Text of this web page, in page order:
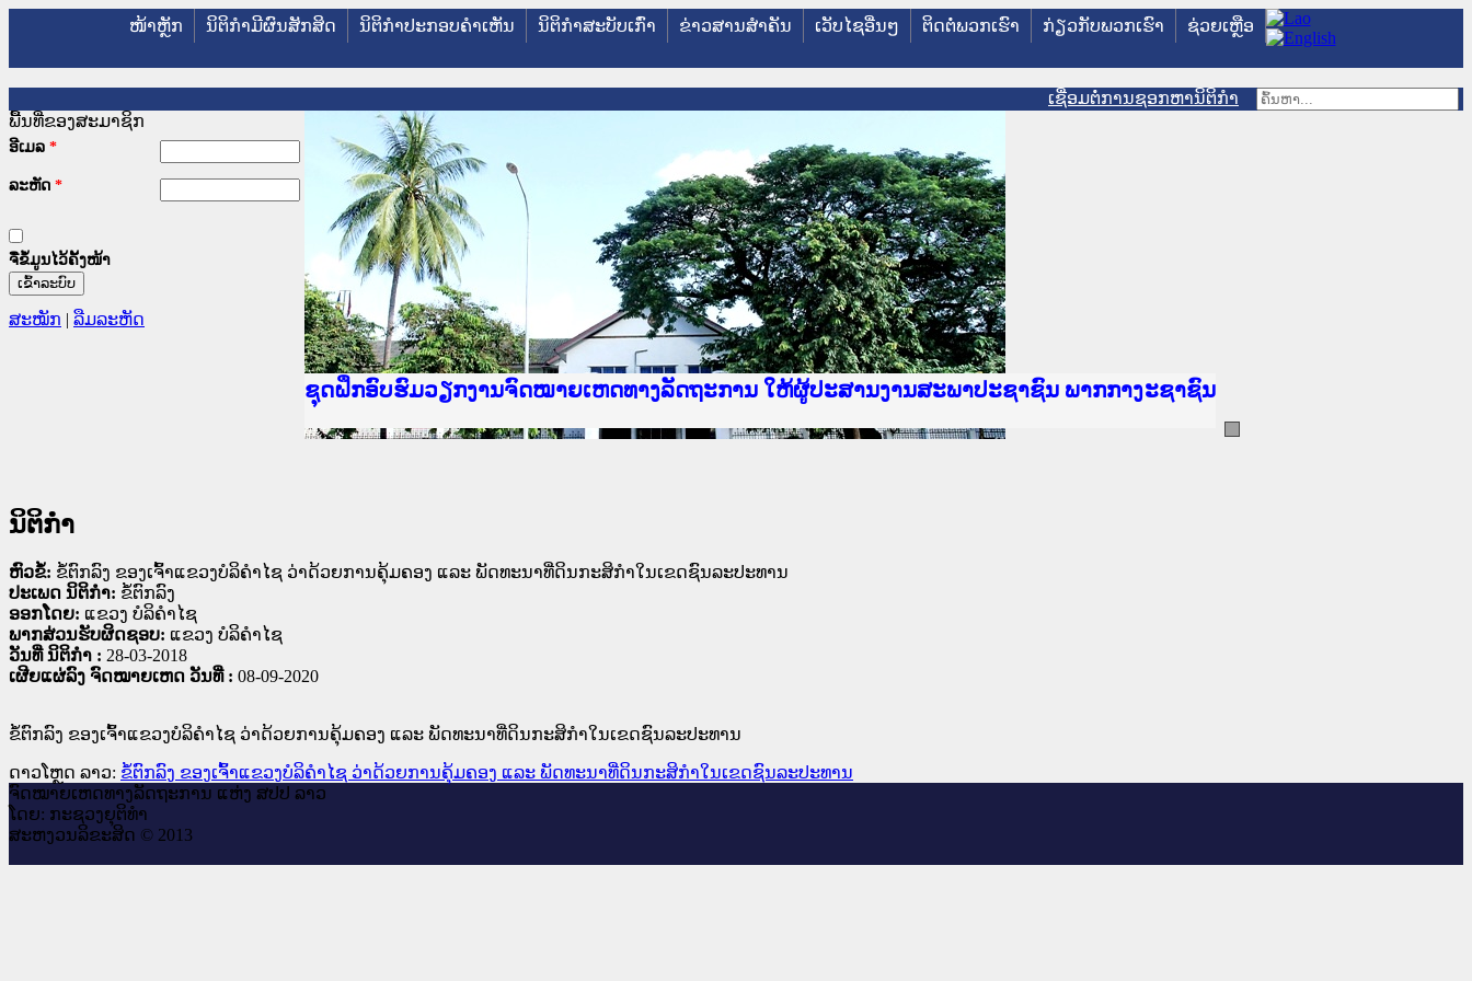
ໜ້າຫຼັກ ນິຕິກໍາມີຜົນສັກສິດ ນິຕິກໍາປະກອບຄໍາເຫັນ ນິຕິກໍາສະບັບເກົ່າ ຂ່າວສານສໍາຄັນ ເວັບໄຊອື່ນໆ ຕິດຕໍ່ພວກເຮົາ ກ່ຽວກັບພວກເຮົາ ຊ່ວຍເຫຼືອ
ເຊື່ອມຕໍ່ການຊອກຫານິຕິກຳ
ພື້ນທີ່ຂອງສະມາຊິກ
ອີເມລ *
ລະຫັດ *
ຈື່ຂໍ້ມູນໄວ້ຄັ້ງໜ້າ
ສະໝັກ | ລືມລະຫັດ
Ministry of Justice Lao PDR
ເຜີຍແຜ່ວັບໄຊຈົດໝາຍເຫດທາງລັດຖະການ ແລະ ແອັບກົດໝາຍລາວ ທີ່ ສະຖາບັນຍຸຕິທຳແຫ່ງຊາດ
ກະຊວງຍຸຕິທຳ
ຊຸດຝຶກອົບຮົມວຽກງານຈົດໝາຍເຫດທາງລັດຖະການ ໃຫ້ຜູ້ປະສານງານສະພາປະຊາຊົນ ພາກເໜືອ
ກອງປະຊຸມທົບທວນຄືນການຈັດຕັ້ງປະຕິບັດວຽກງານຈົດໝາຍເຫດທາງລັດຖະການ
ຝຶກອົບຮົມ ຜູ່ປະສານງານວຽກງານຈົດໝາຍເຫດທາງລັດຖະການ ສຳລັບ ພາກກາງ
ຝຶກອົບຮົມ ຜູ່ປະສານງານວຽກງານຈົດໝາຍເຫດທາງລັດຖະການ ສຳລັບ ພາກໃຕ້
ເຜີຍແຜ່ແອັບກົດໝາຍລາວ ແລະ ເວັບໄຊຈົດໝາຍເຫດທາງລັດຖະການ ທີ່ ວິທະຍາຄານຕຳຫຼວດປະຊາຊົນ
ເຜີຍແຜ່ແອັບກົດໝາຍລາວ ແລະ ເວັບໄຊຈົດໝາຍເຫດທາງລັດຖະການ ທີ່ ວິທະຍາຄານສັນຕິບານປະຊາຊົນ
ຍົກລະດັບວຽກງານຈົດໝາຍເຫດທາງລັດຖະການໃຫ້ຜູ້ປະສານງານຂັ້ນແຂວງພາກເໜືອ
ຊຸດຝຶກອົບຮົມວຽກງານຈົດໝາຍເຫດທາງລັດຖະການ ໃຫ້ຜູ້ປະສານງານສະພາປະຊາຊົນ ພາກກາງ
ນິຕິກໍາ
ຫົວຂໍ້: ຂໍ້ຕົກລົງ ຂອງເຈົ້າແຂວງບໍລິຄໍາໄຊ ວ່າດ້ວຍການຄຸ້ມຄອງ ແລະ ພັດທະນາທີ່ດິນກະສິກໍາໃນເຂດຊົນລະປະທານ
ປະເພດ ນິຕິກໍາ: ຂໍ້ຕົກລົງ
ອອກໂດຍ: ແຂວງ ບໍລິຄໍາໄຊ
ພາກສ່ວນຮັບຜິດຊອບ: ແຂວງ ບໍລິຄໍາໄຊ
ວັນທີ່ ນິຕິກໍາ : 28-03-2018
ເຜີຍແຜ່ລົງ ຈົດໝາຍເຫດ ວັນທີ່ : 08-09-2020
ຂໍ້ຕົກລົງ ຂອງເຈົ້າແຂວງບໍລິຄໍາໄຊ ວ່າດ້ວຍການຄຸ້ມຄອງ ແລະ ພັດທະນາທີ່ດິນກະສິກໍາໃນເຂດຊົນລະປະທານ
ດາວໂຫຼດ ລາວ: ຂໍ້ຕົກລົງ ຂອງເຈົ້າແຂວງບໍລິຄໍາໄຊ ວ່າດ້ວຍການຄຸ້ມຄອງ ແລະ ພັດທະນາທີ່ດິນກະສິກໍາໃນເຂດຊົນລະປະທານ
ຈົດ​ໝາຍ​ເຫດ​ທາງ​ລັດ​ຖະ​ການ ແຫ່ງ ສ​ປ​ປ ລາວ
ໂດຍ: ກະ​ຊວງຍຸ​ຕິ​ທຳ
ສະ​ຫງວນ​ລິ​ຂະ​ສິດ © 2013